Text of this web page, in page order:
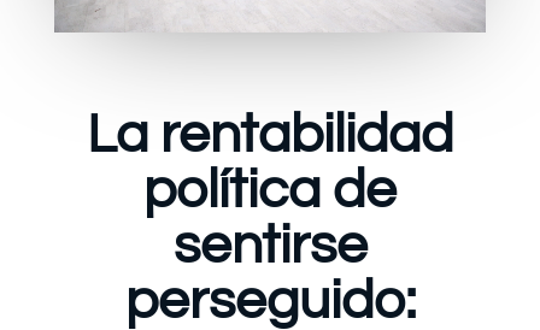
La rentabilidad
política de
sentirse
perseguido: